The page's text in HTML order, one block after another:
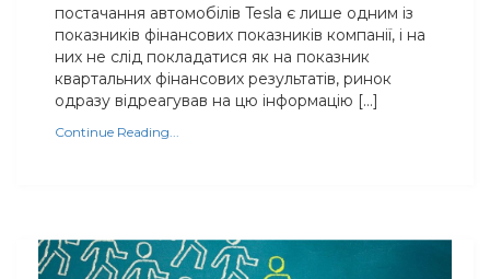
постачання автомобілів Tesla є лише одним із
показників фінансових показників компанії, і на
них не слід покладатися як на показник
квартальних фінансових результатів, ринок
одразу відреагував на цю інформацію […]
Continue Reading...